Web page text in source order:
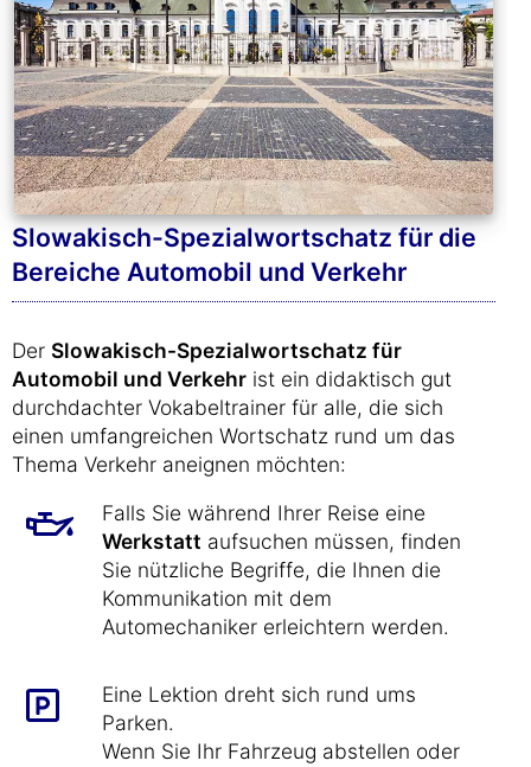
Slowakisch-Spezialwortschatz für die
Bereiche Automobil und Verkehr
Der Slowakisch-Spezialwortschatz für
Automobil und Verkehr ist ein didaktisch gut
durchdachter Vokabeltrainer für alle, die sich
einen umfangreichen Wortschatz rund um das
Thema Verkehr aneignen möchten:
Falls Sie während Ihrer Reise eine
Werkstatt aufsuchen müssen, finden
Sie nützliche Begriffe, die Ihnen die
Kommunikation mit dem
Automechaniker erleichtern werden.
Eine Lektion dreht sich rund ums
Parken.
Wenn Sie Ihr Fahrzeug abstellen oder